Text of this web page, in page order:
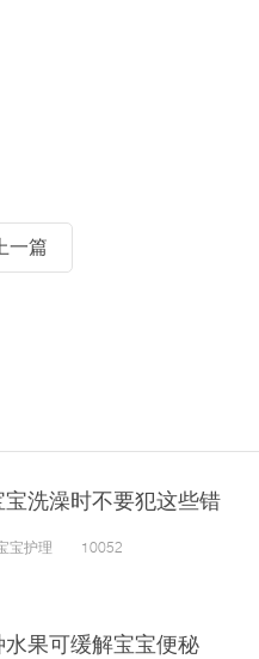
一篇
宝洗澡时不要犯这些错
宝护理 10052
水果可缓解宝宝便秘